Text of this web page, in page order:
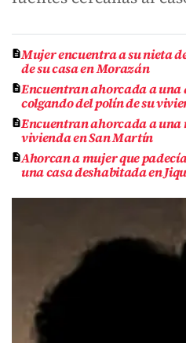
Mujer encuentra a su nieta
de su casa en Morazán
Encuentran ahorcada a una
colgando del polín de su
Encuentran ahorcada a una
vivienda en San Martín
Ahorcan a mujer que
una casa deshabitada en